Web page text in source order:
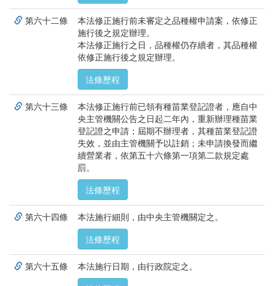
第六十二條
本法修正施行前未審定之品種權申請案，依修正
施行後之規定辦理。
本法修正施行之日，品種權仍存續者，其品種權
依修正施行後之規定辦理。
法條歷程
第六十三條
本法修正施行前已領有種苗業登記證者，應自中
央主管機關公告之日起二年內，重新辦理種苗業
登記證之申請；屆期不辦理者，其種苗業登記證
失效，並由主管機關予以註銷；未申請換發而繼
續營業者，依第五十六條第一項第二款規定處
罰。
法條歷程
第六十四條
本法施行細則，由中央主管機關定之。
法條歷程
第六十五條
本法施行日期，由行政院定之。